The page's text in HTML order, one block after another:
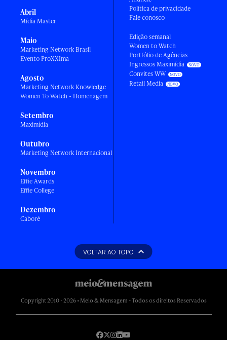
Abril
Mídia Master
Maio
Marketing Network Brasil
Evento ProXXIma
Agosto
Marketing Network Knowledge
Women To Watch - Homenagem
Setembro
Maximídia
Outubro
Marketing Network Internacional
Novembro
Effie Awards
Effie College
Dezembro
Caboré
Política de privacidade
Fale conosco
Edição semanal
Women to Watch
Portfólio de Agências
Ingressos Maximídia
Convites WW
Retail Media
VOLTAR AO TOPO
Copyright 2010 - 2026 • Meio & Mensagem - Todos os direitos Reservados